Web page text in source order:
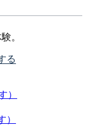
。
る
）
）